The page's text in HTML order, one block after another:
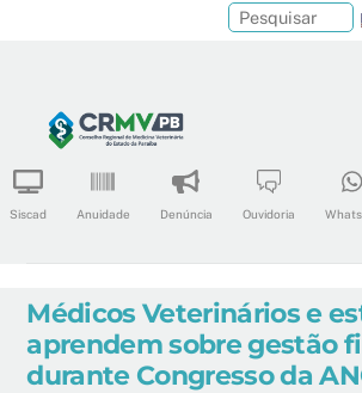
content
Siscad Anuidade Denúncia Ouvidoria
Médicos Veterinários e
aprendem sobre gestão
durante Congresso da